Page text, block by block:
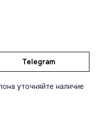
Telegram
уточняйте наличие